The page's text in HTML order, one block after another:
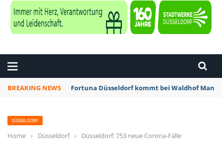
BREAKING NEWS Fortuna Düsseldorf kommt bei Waldhof
DÜSSELDORF
Home › Düsseldorf › Düsseldorf: 753 neue Corona-Fälle